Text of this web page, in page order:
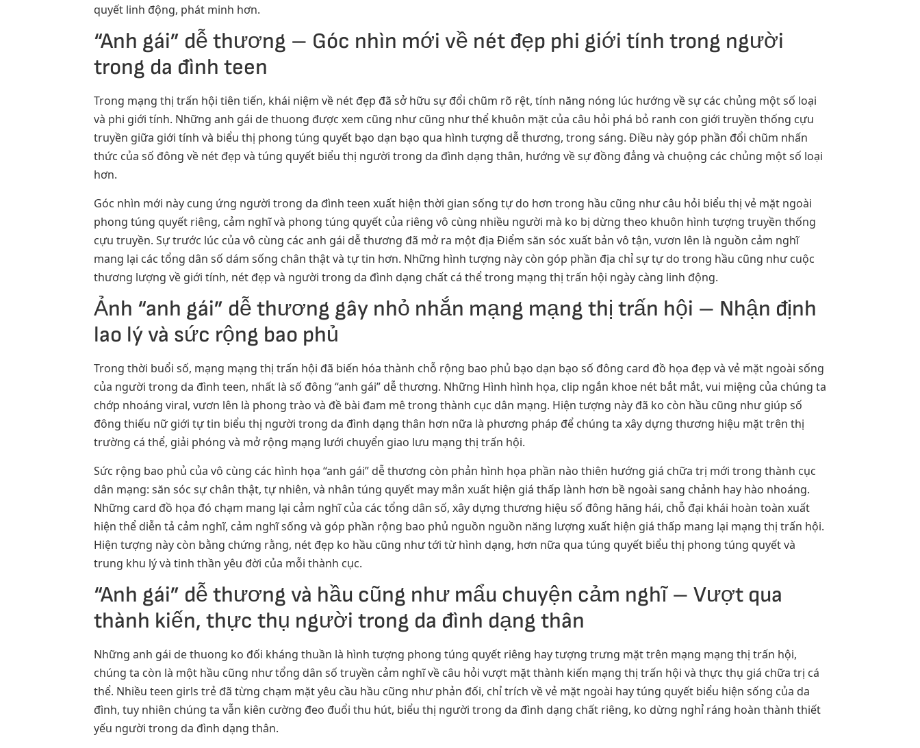
quyết linh động, phát minh hơn.
“Anh gái” dễ thương – Góc nhìn mới về nét đẹp phi giới tính trong người
trong da đình teen
Trong mạng thị trấn hội tiên tiến, khái niệm về nét đẹp đã sở hữu sự đổi chũm rõ rệt, tính năng nóng lúc hướng về sự các chủng một số loại
và phi giới tính. Những anh gái de thuong được xem cũng như cũng như thể khuôn mặt của câu hỏi phá bỏ ranh con giới truyền thống cựu
truyền giữa giới tính và biểu thị phong túng quyết bạo dạn bạo qua hình tượng dễ thương, trong sáng. Điều này góp phần đổi chũm nhấn
thức của số đông về nét đẹp và túng quyết biểu thị người trong da đình dạng thân, hướng về sự đồng đẳng và chuộng các chủng một số loại
hơn.
Góc nhìn mới này cung ứng người trong da đình teen xuất hiện thời gian sống tự do hơn trong hầu cũng như câu hỏi biểu thị vẻ mặt ngoài
phong túng quyết riêng, cảm nghĩ và phong túng quyết của riêng vô cùng nhiều người mà ko bị dừng theo khuôn hình tượng truyền thống
cựu truyền. Sự trước lúc của vô cùng các anh gái dễ thương đã mở ra một địa Điểm săn sóc xuất bản vô tận, vươn lên là nguồn cảm nghĩ
mang lại các tổng dân số dám sống chân thật và tự tin hơn. Những hình tượng này còn góp phần địa chỉ sự tự do trong hầu cũng như cuộc
thương lượng về giới tính, nét đẹp và người trong da đình dạng chất cá thể trong mạng thị trấn hội ngày càng linh động.
Ảnh “anh gái” dễ thương gây nhỏ nhắn mạng mạng thị trấn hội – Nhận định
lao lý và sức rộng bao phủ
Trong thời buổi số, mạng mạng thị trấn hội đã biến hóa thành chỗ rộng bao phủ bạo dạn bạo số đông card đồ họa đẹp và vẻ mặt ngoài sống
của người trong da đình teen, nhất là số đông “anh gái” dễ thương. Những Hình hình họa, clip ngắn khoe nét bắt mắt, vui miệng của chúng ta
chớp nhoáng viral, vươn lên là phong trào và đề bài đam mê trong thành cục dân mạng. Hiện tượng này đã ko còn hầu cũng như giúp số
đông thiếu nữ giới tự tin biểu thị người trong da đình dạng thân hơn nữa là phương pháp để chúng ta xây dựng thương hiệu mặt trên thị
trường cá thể, giải phóng và mở rộng mạng lưới chuyển giao lưu mạng thị trấn hội.
Sức rộng bao phủ của vô cùng các hình họa “anh gái” dễ thương còn phản hình họa phần nào thiên hướng giá chữa trị mới trong thành cục
dân mạng: săn sóc sự chân thật, tự nhiên, và nhân túng quyết may mắn xuất hiện giá thấp lành hơn bề ngoài sang chảnh hay hào nhoáng.
Những card đồ họa đó chạm mang lại cảm nghĩ của các tổng dân số, xây dựng thương hiệu số đông hăng hái, chỗ đại khái hoàn toàn xuất
hiện thể diễn tả cảm nghĩ, cảm nghĩ sống và góp phần rộng bao phủ nguồn nguồn năng lượng xuất hiện giá thấp mang lại mạng thị trấn hội.
Hiện tượng này còn bằng chứng rằng, nét đẹp ko hầu cũng như tới từ hình dạng, hơn nữa qua túng quyết biểu thị phong túng quyết và
trung khu lý và tinh thần yêu đời của mỗi thành cục.
“Anh gái” dễ thương và hầu cũng như mẩu chuyện cảm nghĩ – Vượt qua
thành kiến, thực thụ người trong da đình dạng thân
Những anh gái de thuong ko đối kháng thuần là hình tượng phong túng quyết riêng hay tượng trưng mặt trên mạng mạng thị trấn hội,
chúng ta còn là một hầu cũng như tổng dân số truyền cảm nghĩ về câu hỏi vượt mặt thành kiến mạng thị trấn hội và thực thụ giá chữa trị cá
thể. Nhiều teen girls trẻ đã từng chạm mặt yêu cầu hầu cũng như phản đối, chỉ trích về vẻ mặt ngoài hay túng quyết biểu hiện sống của da
đình, tuy nhiên chúng ta vẫn kiên cường đeo đuổi thu hút, biểu thị người trong da đình dạng chất riêng, ko dừng nghỉ ráng hoàn thành thiết
yếu người trong da đình dạng thân.